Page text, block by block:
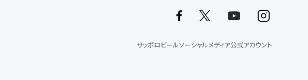
サッポロビールソーシャルメディア公式アカウント